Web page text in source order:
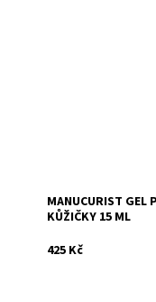
MANUCURIST GEL
KŮŽIČKY 15 ML
425 Kč